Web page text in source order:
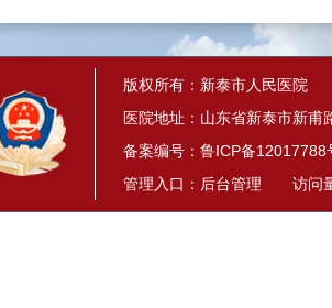
版权所有：新泰市人民医院
医院地址：山东省新泰市新甫
备案编号： 鲁ICP备12017788
管理入口： 后台管理 访问量